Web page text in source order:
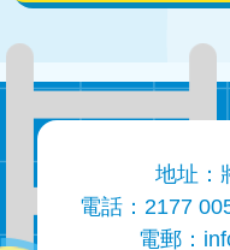
地址：
電話：2177
電郵：